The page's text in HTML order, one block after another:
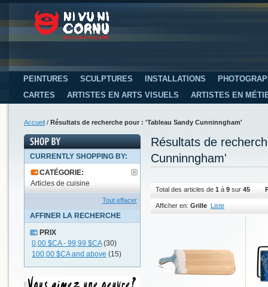
PEINTURES SCULPTURES INSTALLATIONS
CARTES
ARTISTES EN ARTS VISUELS ARTISTES EN
Accueil / Résultats de recherche pour : 'Tableau Sandy Cunninngham'
Résultats de
Cunninngham'
Total des articles de 1 à 9 sur 45
Afficher en: Grille Liste
CURRENTLY SHOPPING BY:
CATÉGORIE:
Articles de cuisine
Tout effacer
AFFINER LA RECHERCHE
PRIX
0,00 $CA- 99,99 $CA(30)
100,00 $CAand above (15)